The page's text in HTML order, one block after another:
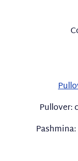
Pullover: